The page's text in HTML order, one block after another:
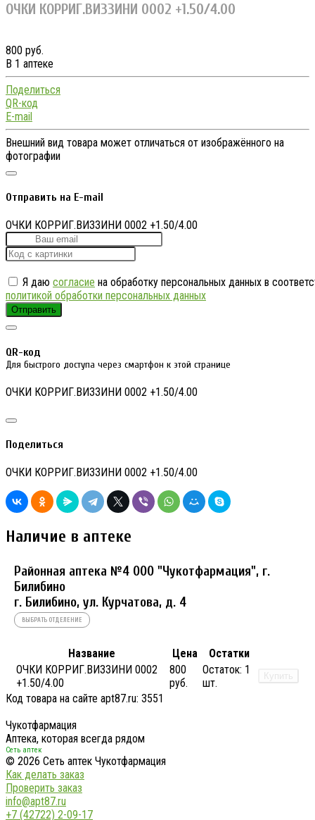
ОЧКИ КОРРИГ.ВИЗЗИНИ 0002 +1.50/4.00
800 руб.
В 1 аптеке
Поделиться
QR-код
E-mail
Внешний вид товара может отличаться от изображённого на
фотографии
Отправить на E-mail
ОЧКИ КОРРИГ.ВИЗЗИНИ 0002 +1.50/4.00
Я даю согласие на обработку персональных данных в
политикой обработки персональных данных
Отправить
QR-код
Для быстрого доступа через смартфон к этой странице
ОЧКИ КОРРИГ.ВИЗЗИНИ 0002 +1.50/4.00
Поделиться
ОЧКИ КОРРИГ.ВИЗЗИНИ 0002 +1.50/4.00
Наличие в аптеке
Районная аптека №4 ООО "Чукотфармация", г.
Билибино
г. Билибино, ул. Курчатова, д. 4
ВЫБРАТЬ ОТДЕЛЕНИЕ
Название Цена
Остатки
ОЧКИ КОРРИГ.ВИЗЗИНИ 0002
+1.50/4.00
800
руб.
Остаток: 1
шт.
Купить
Код товара на сайте apt87.ru: 3551
Чукотфармация
Аптека, которая всегда рядом
Сеть аптек
© 2026 Сеть аптек Чукотфармация
Как делать заказ
Проверить заказ
info@apt87.ru
+7 (42722) 2-09-17